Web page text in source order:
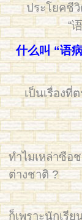
ประโยคชี
“
什么叫 “语
เป็นเรื่องที่
ทำไมเหล่าซือ
ต่างชาติ ?
ก็เพราะนักเรี